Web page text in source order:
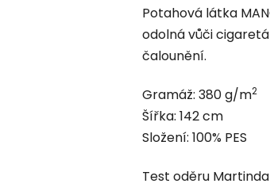
produktu
je
0,0
5
hviezdičiek.
Potahová látka
odolná vůči
čalounění.
Gramáž: 380 g/m2
Šířka: 142 cm
Složení: 100% PES
Test oděru